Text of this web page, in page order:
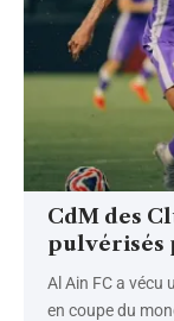
CdM des
pulvérisés
Al Ain FC a vécu
en coupe du